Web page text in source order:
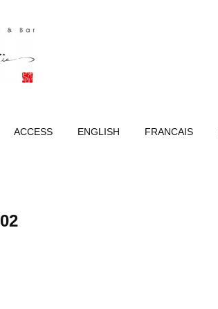
ACCESS ENGLISH FRANCAIS
02